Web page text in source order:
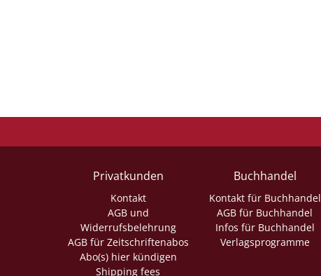
Privatkunden
Kontakt
AGB und
Widerrufsbelehrung
AGB für Zeitschriftenabos
Abo(s) hier kündigen
Shipping fees
Buchhandel
Kontakt für Buchhandel
AGB für Buchhandel
Infos für Buchhandel
Verlagsprogramme